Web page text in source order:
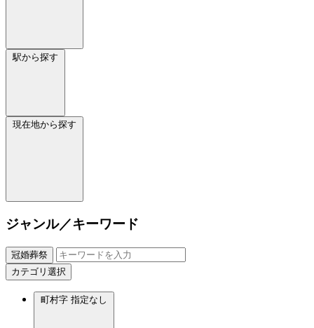
駅から探す
現在地から探す
ジャンル／キーワード
冠婚葬祭
カテゴリ選択
町村字 指定なし